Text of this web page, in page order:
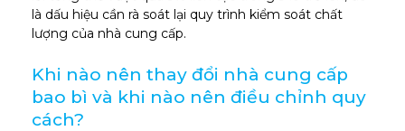
là dấu hiệu cần rà soát lại quy trình kiểm soát chất
lượng của nhà cung cấp.
Khi nào nên thay đổi nhà cung cấp
bao bì và khi nào nên điều chỉnh quy
cách?